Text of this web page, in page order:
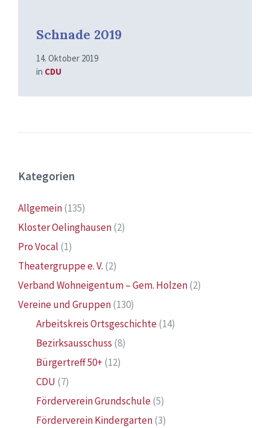
Schnade 2019
14. Oktober 2019
in CDU
Kategorien
Allgemein(135)
Kloster Oelinghausen(2)
Pro Vocal (1)
Theatergruppe e. V. (2)
Verband Wohneigentum – Gem. Holzen(2)
Vereine und Gruppen(130)
Arbeitskreis Ortsgeschichte(14)
Bezirksausschuss (8)
Bürgertreff 50+ (12)
CDU (7)
Förderverein Grundschule(5)
Förderverein Kindergarten(3)